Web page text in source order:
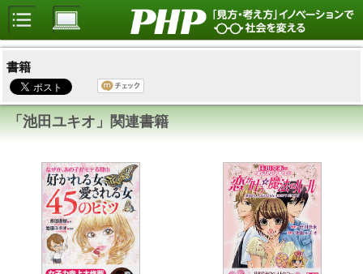
書籍
「池田ユキオ」関連書籍